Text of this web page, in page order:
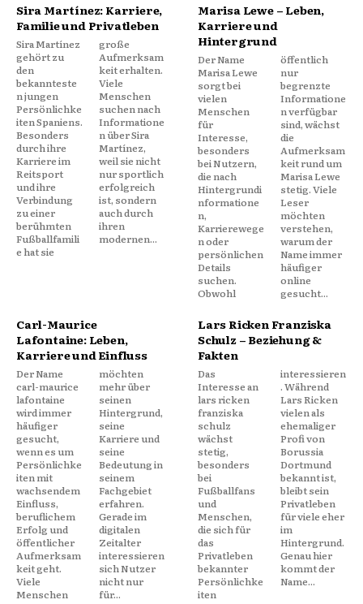
Sira Martínez: Karriere,
Familie und Privatleben
Sira Martínez
gehört zu
den
bekannteste
n jungen
Persönlichke
iten Spaniens.
Besonders
durch ihre
Karriere im
Reitsport
und ihre
Verbindung
zu einer
berühmten
Fußballfamili
e hat sie
große
Aufmerksam
keit erhalten.
Viele
Menschen
suchen nach
Informatione
n über Sira
Martínez,
weil sie nicht
nur sportlich
erfolgreich
ist, sondern
auch durch
ihren
modernen...
Marisa Lewe – Leben,
Karriere und
Hintergrund
Der Name
Marisa Lewe
sorgt bei
vielen
Menschen
für
Interesse,
besonders
bei Nutzern,
die nach
Hintergrundi
nformatione
n,
Karrierewege
n oder
persönlichen
Details
suchen.
Obwohl
öffentlich
nur
begrenzte
Informatione
n verfügbar
sind, wächst
die
Aufmerksam
keit rund um
Marisa Lewe
stetig. Viele
Leser
möchten
verstehen,
warum der
Name immer
häufiger
online
gesucht...
Carl-Maurice
Lafontaine: Leben,
Karriere und Einfluss
Der Name
carl-maurice
lafontaine
wird immer
häufiger
gesucht,
wenn es um
Persönlichke
iten mit
wachsendem
Einfluss,
beruflichem
Erfolg und
öffentlicher
Aufmerksam
keit geht.
Viele
Menschen
möchten
mehr über
seinen
Hintergrund,
seine
Karriere und
seine
Bedeutung in
seinem
Fachgebiet
erfahren.
Gerade im
digitalen
Zeitalter
interessieren
sich Nutzer
nicht nur
für...
Lars Ricken Franziska
Schulz – Beziehung &
Fakten
Das
Interesse an
lars ricken
franziska
schulz
wächst
stetig,
besonders
bei
Fußballfans
und
Menschen,
die sich für
das
Privatleben
bekannter
Persönlichke
iten
interessieren
. Während
Lars Ricken
vielen als
ehemaliger
Profi von
Borussia
Dortmund
bekannt ist,
bleibt sein
Privatleben
für viele eher
im
Hintergrund.
Genau hier
kommt der
Name...